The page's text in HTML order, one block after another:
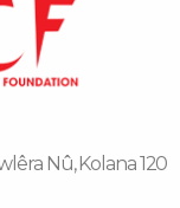
Nû, Kolana 120